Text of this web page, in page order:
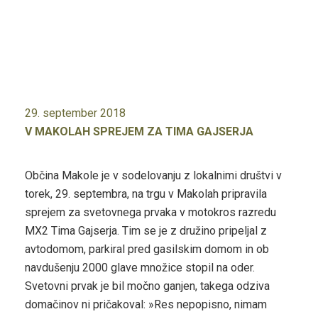
29. september 2018
V MAKOLAH SPREJEM ZA TIMA GAJSERJA
Občina Makole je v sodelovanju z lokalnimi društvi v
torek, 29. septembra, na trgu v Makolah pripravila
sprejem za svetovnega prvaka v motokros razredu
MX2 Tima Gajserja. Tim se je z družino pripeljal z
avtodomom, parkiral pred gasilskim domom in ob
navdušenju 2000 glave množice stopil na oder.
Svetovni prvak je bil močno ganjen, takega odziva
domačinov ni pričakoval: »Res nepopisno, nimam